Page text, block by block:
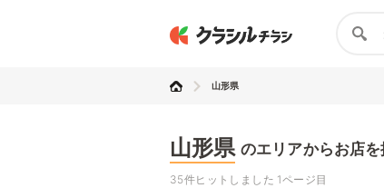
山形県
山形県 のエリアからお店を
35件ヒットしました 1ページ目